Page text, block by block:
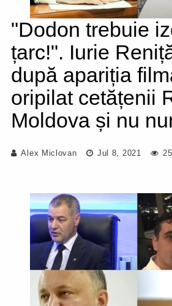
"Dodon trebuie
țarc!". Iurie
după apariția
oripilat cetățenii
Moldova și nu
Alex Miclovan Jul 8, 2021